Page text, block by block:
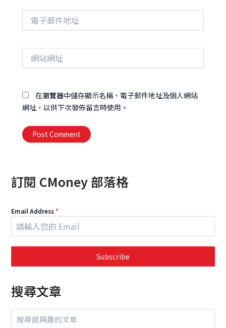
在瀏覽器中儲存顯示名稱、電子郵件地址及個人網站
網址，以供下次發佈留言時使用。
訂閱 CMoney 部落格
Email Address*
Subscribe
搜尋文章